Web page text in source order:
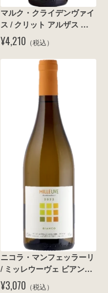
マルク・クライデンヴァイ
ス / クリット アルザス
2022
¥4,210 （税込）
ニコラ・マンフェッラーリ
/ ミッレウーヴェ ビアンコ
2022
¥3,070 （税込）